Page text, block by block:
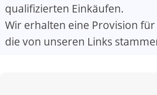
V
i
qualifizierten Einkäufen.
Wir erhalten eine Provision
die von unseren Links